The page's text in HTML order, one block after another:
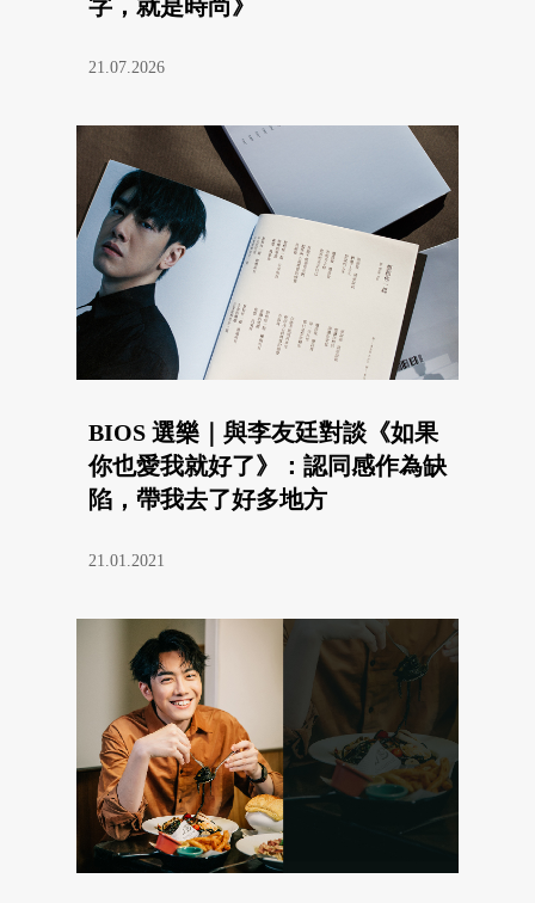
字，就是時尚》
21.07.2026
BIOS 選樂｜與李友廷對談《如果
你也愛我就好了》：認同感作為缺
陷，帶我去了好多地方
21.01.2021